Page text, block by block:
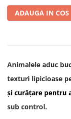
ADAUGA IN COS
Animalele aduc
texturi lipicioase
și curățare pentru
sub control.